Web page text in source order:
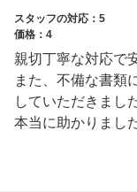
スタッフの対応：5
価格：4
親切丁寧な対応で
また、不備な書類
していただきまし
本当に助かりまし